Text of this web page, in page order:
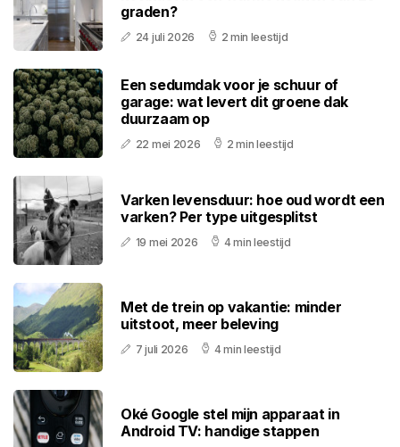
graden?
24 juli 2026 2 min leestijd
Een sedumdak voor je schuur of
garage: wat levert dit groene dak
duurzaam op
22 mei 2026 2 min leestijd
Varken levensduur: hoe oud wordt een
varken? Per type uitgesplitst
19 mei 2026 4 min leestijd
Met de trein op vakantie: minder
uitstoot, meer beleving
7 juli 2026 4 min leestijd
Oké Google stel mijn apparaat in
Android TV: handige stappen